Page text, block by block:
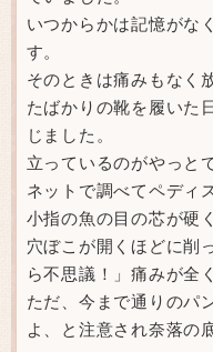
いつからかは記憶がな
す。
そのときは痛みもなく
たばかりの靴を履いた
じました。
立っているのがやっと
ネットで調べてペディ
小指の魚の目の芯が硬
穴ぼこが開くほどに削
ら不思議！」痛みが全
ただ、今まで通りのパ
よ、と注意され奈落の